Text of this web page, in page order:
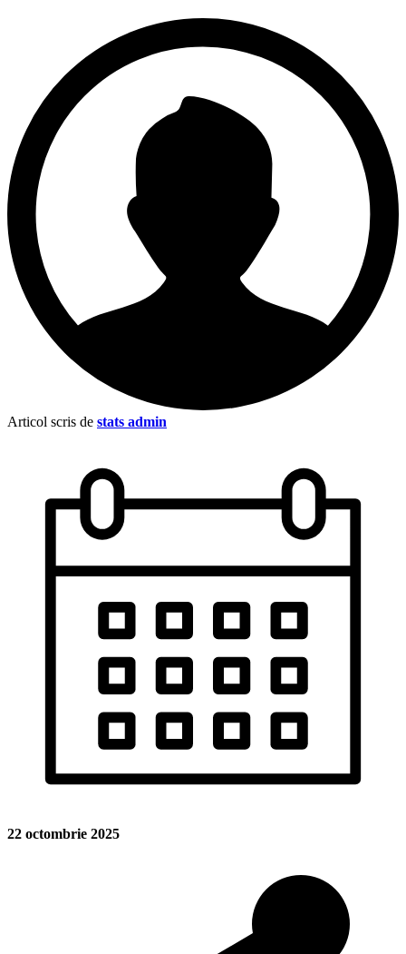
Articol scris de stats admin
22 octombrie 2025